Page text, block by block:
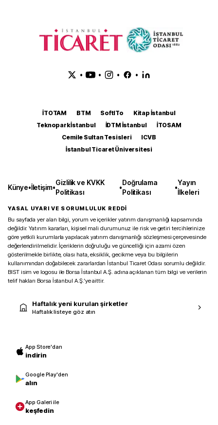
• • • •
İTOTAM BTM SoftITo
Kitap İstanbul
Teknopark İstanbul
İDTM İstanbul
İTOSAM
Cemile Sultan Tesisleri
ICVB
İstanbul Ticaret Üniversitesi
Künye•İletişim•
Gizlilik ve KVKK
Politikası
•
Doğrulama
Politikası
•
Yayın
İlkeleri
YASAL UYARI VE SORUMLULUK REDDİ
Bu sayfada yer alan bilgi, yorum ve içerikler yatırım danışmanlığı kapsamında
değildir. Yatırım kararları, kişisel mali durumunuz ile risk ve getiri tercihlerinize
göre yetkili kurumlarla yapılacak yatırım danışmanlığı sözleşmesi çerçevesinde
değerlendirilmelidir. İçeriklerin doğruluğu ve güncelliği için azami özen
gösterilmekle birlikte, olası hata, eksiklik, gecikme veya bu bilgilerin
kullanımından doğabilecek zararlardan İstanbul Ticaret Odası sorumlu değildir.
BIST isim ve logosu ile Borsa İstanbul A.Ş. adına açıklanan tüm bilgi ve verilerin
telif hakları Borsa İstanbul A.Ş.’ye aittir.
Haftalık yeni kurulan şirketler
Haftalık listeye göz atın
App Store'dan
indirin
Google Play'den
alın
App Galeri ile
keşfedin